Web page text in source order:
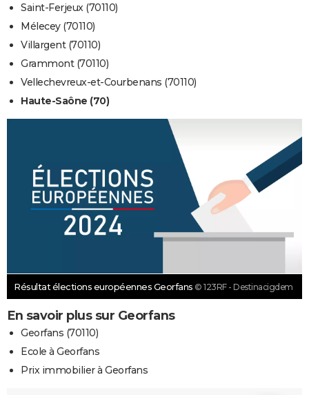
Saint-Ferjeux (70110)
Mélecey (70110)
Villargent (70110)
Grammont (70110)
Vellechevreux-et-Courbenans (70110)
Haute-Saône (70)
Résultat élections européennes Georfans © 123RF - Destinacigdem
En savoir plus sur Georfans
Georfans (70110)
Ecole à Georfans
Prix immobilier à Georfans